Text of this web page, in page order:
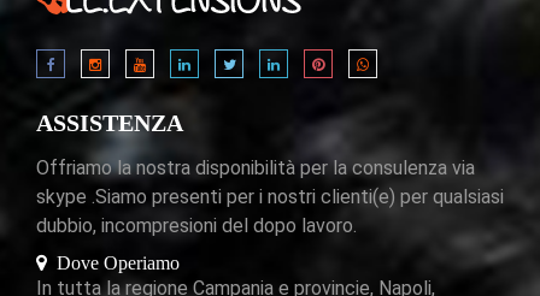
ASSISTENZA
Offriamo la nostra disponibilità per la consulenza via
skype .Siamo presenti per i nostri clienti(e) per qualsiasi
dubbio, incompresioni del dopo lavoro.
Dove Operiamo
In tutta la regione Campania e provincie, Napoli,